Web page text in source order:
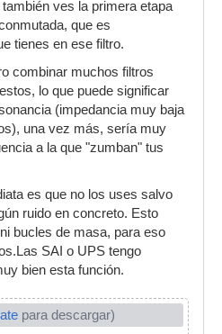
ves la primera etapa
que es
tienes en ese filtro.
combinar muchos filtros
lo que puede significar
(impedancia muy baja
una vez más, sería muy
a la que "zumban" tus
es que no los uses salvo
ruido en concreto. Esto
bucles de masa, para eso
SAI o UPS tengo
bien esta función.
para descargar)